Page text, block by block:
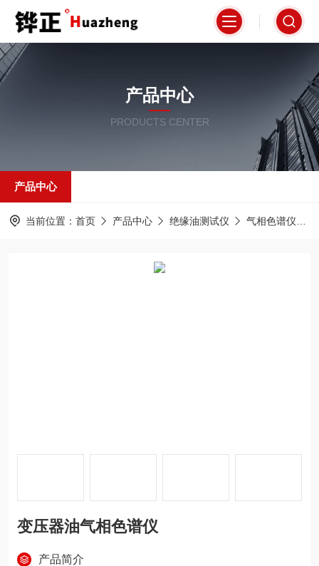
产品中心
PRODUCTS CENTER
产品中心
当前位置： 首页 产品中心 绝缘油测试仪 气相色谱仪
变压器油气相色谱仪
产品简介